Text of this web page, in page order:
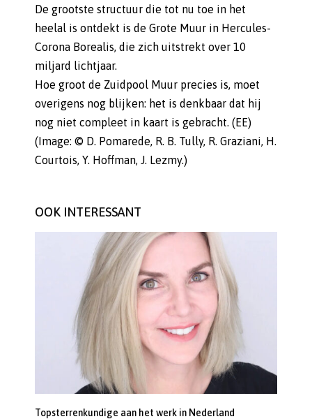
De grootste structuur die tot nu toe in het
heelal is ontdekt is de Grote Muur in Hercules-
Corona Borealis, die zich uitstrekt over 10
miljard lichtjaar.
Hoe groot de Zuidpool Muur precies is, moet
overigens nog blijken: het is denkbaar dat hij
nog niet compleet in kaart is gebracht. (EE)
(Image: © D. Pomarede, R. B. Tully, R. Graziani, H.
Courtois, Y. Hoffman, J. Lezmy.)
OOK INTERESSANT
Topsterrenkundige aan het werk in Nederland